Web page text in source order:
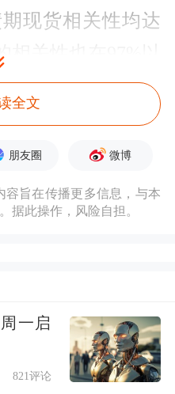
现货相关性均达
相关性也在97%以
。近年来，国债
度持续上升，持仓
我国
机构持仓
四是交割平稳顺
国债期货共完成
国际市场水平相
间虽然不长，但产
全文
朋友圈 微博
容旨在传播更多信息，与本
据此操作，风险自担。
一启
821评论